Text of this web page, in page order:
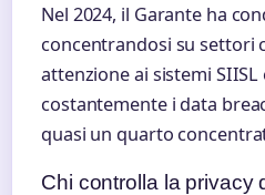
Nel 2024, il Garante ha
concentrandosi su settori
attenzione ai sistemi
costantemente i data
quasi un quarto
Chi controlla la privacy